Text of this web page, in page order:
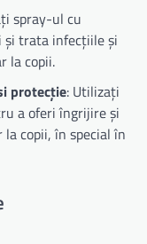
spray-ul cu
și trata infecțiile și
la copii.
protecție: Utilizați
a oferi îngrijire și
copii, în special în